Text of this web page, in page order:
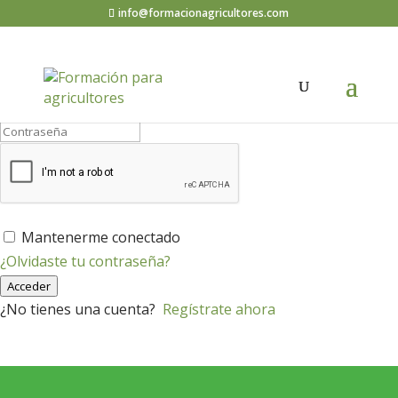
info@formacionagricultores.com
¡Hola, bienvenido de nuevo!
Mantenerme conectado
¿Olvidaste tu contraseña?
Acceder
¿No tienes una cuenta? Regístrate ahora